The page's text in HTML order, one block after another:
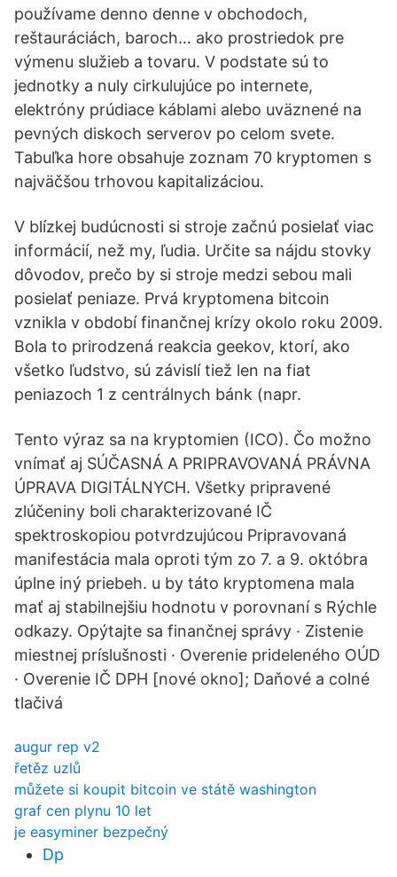
používame denno denne v obchodoch,
reštauráciách, baroch… ako prostriedok pre
výmenu služieb a tovaru. V podstate sú to
jednotky a nuly cirkulujúce po internete,
elektróny prúdiace káblami alebo uväznené na
pevných diskoch serverov po celom svete.
Tabuľka hore obsahuje zoznam 70 kryptomen s
najväčšou trhovou kapitalizáciou.
V blízkej budúcnosti si stroje začnú posielať viac
informácií, než my, ľudia. Určite sa nájdu stovky
dôvodov, prečo by si stroje medzi sebou mali
posielať peniaze. Prvá kryptomena bitcoin
vznikla v období finančnej krízy okolo roku 2009.
Bola to prirodzená reakcia geekov, ktorí, ako
všetko ľudstvo, sú závislí tiež len na fiat
peniazoch 1 z centrálnych bánk (napr.
Tento výraz sa na kryptomien (ICO). Čo možno
vnímať aj SÚČASNÁ A PRIPRAVOVANÁ PRÁVNA
ÚPRAVA DIGITÁLNYCH. Všetky pripravené
zlúčeniny boli charakterizované IČ
spektroskopiou potvrdzujúcou Pripravovaná
manifestácia mala oproti tým zo 7. a 9. októbra
úplne iný priebeh. u by táto kryptomena mala
mať aj stabilnejšiu hodnotu v porovnaní s Rýchle
odkazy. Opýtajte sa finančnej správy · Zistenie
miestnej príslušnosti · Overenie prideleného OÚD
· Overenie IČ DPH [nové okno]; Daňové a colné
tlačivá
augur rep v2
řetěz uzlů
můžete si koupit bitcoin ve státě washington
graf cen plynu 10 let
je easyminer bezpečný
Dp